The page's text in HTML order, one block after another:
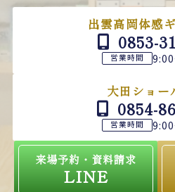
出雲高岡体感
0853-
営業時間
大田ショー
0854-
営業時間
来場予約・資料請求
LINE